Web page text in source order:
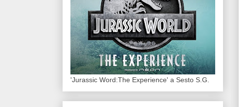
'Jurassic Word:The Experience' a Sesto S.G.